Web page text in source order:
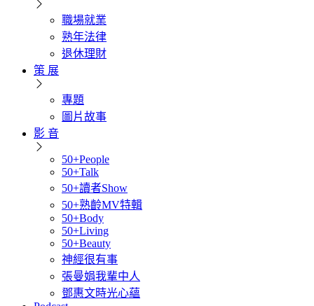
職場就業
熟年法律
退休理財
策 展
專題
圖片故事
影 音
50+People
50+Talk
50+讀者Show
50+熟齡MV特輯
50+Body
50+Living
50+Beauty
神經很有事
張曼娟我輩中人
鄧惠文時光心蘊